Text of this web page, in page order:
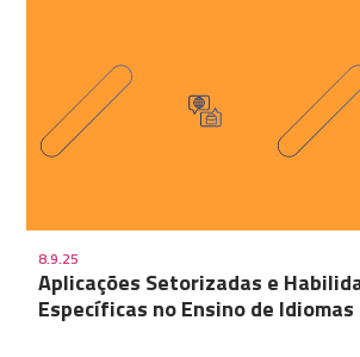
8.9.25
Aplicações Setorizadas e
Específicas no Ensino de